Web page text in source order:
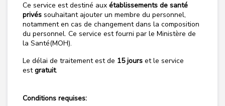
Ce service est destiné aux établissements de santé
privés souhaitant ajouter un membre du personnel,
notamment en cas de changement dans la composition
du personnel. Ce service est fourni par le Ministère de
la Santé(MOH).
Le délai de traitement est de 15 jours et le service
estgratuit.
Conditions requises: